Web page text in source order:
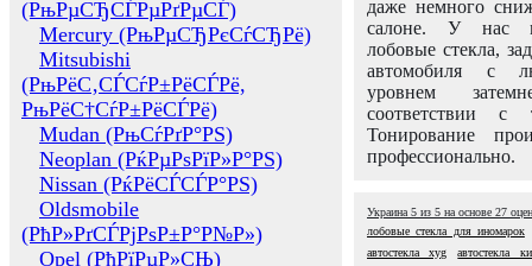
(РњРµСЂСЃРµРґРµСЃ)
Mercury (РњРµСЂРєСѓСЂРё)
Mitsubishi
(РњРёС‚СЃСѓР±РёСЃРё,
РњРёС†СѓР±РёСЃРё)
Mudan (РњСѓРґР°РЅ)
Neoplan (РќРµРѕРїР»Р°РЅ)
Nissan (РќРёСЃСЃР°РЅ)
Oldsmobile
(РћР»РґСЃРјРѕР±Р°Р№Р»)
Opel (РћРїРµР»СЊ)
даже немного
салоне. У нас
лобовые стекла,
автомобиля с
уровнем
соответствии с
Тонирование
профессионально.
Украина 5 из 5 на основе 27
лобовые стекла для иномарок
автостекла xyg
автостекла